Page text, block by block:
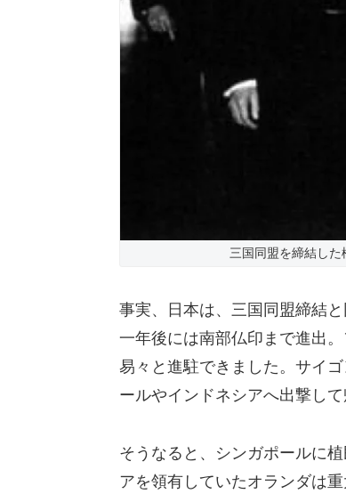
三国同盟を締結した
事実、日本は、三国同盟締結
一年後には南部仏印まで進出
易々と進駐できました。サイ
ールやインドネシアへ出撃し
そうなると、シンガポールに
アを領有していたオランダは